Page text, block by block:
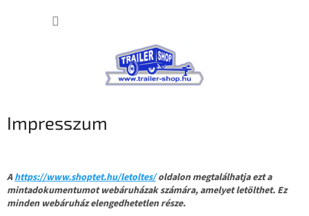
Impresszum
A https://www.shoptet.hu/letoltes/oldalon megtalálhatja ezt a
mintadokumentumot webáruházak számára, amelyet letölthet. Ez
minden webáruház elengedhetetlen része.